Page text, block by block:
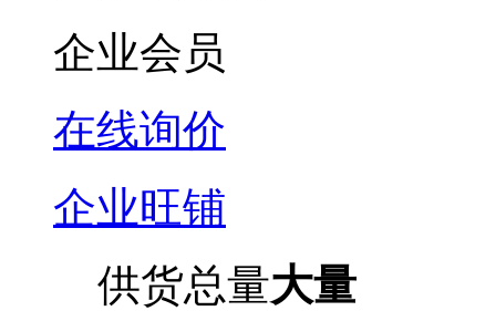
企业会员
在线询价
企业旺铺
供货总量大量